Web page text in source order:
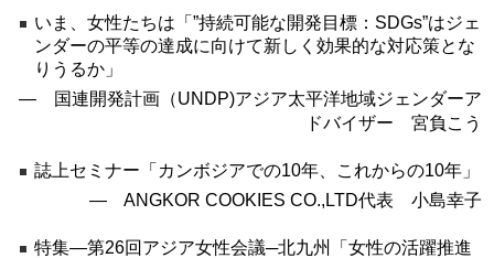
いま、女性たちは「”持続可能な開発目標：SDGs”はジェ
ンダーの平等の達成に向けて新しく効果的な対応策とな
りうるか」
― 国連開発計画（UNDP)アジア太平洋地域ジェンダーア
ドバイザー 宮負こう
誌上セミナー「カンボジアでの10年、これからの10年」
― ANGKOR COOKIES CO.,LTD代表 小島幸子
特集―第26回アジア女性会議─北九州「女性の活躍推進